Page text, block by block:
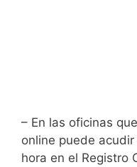
– En las oficinas
online puede
hora en el Registro